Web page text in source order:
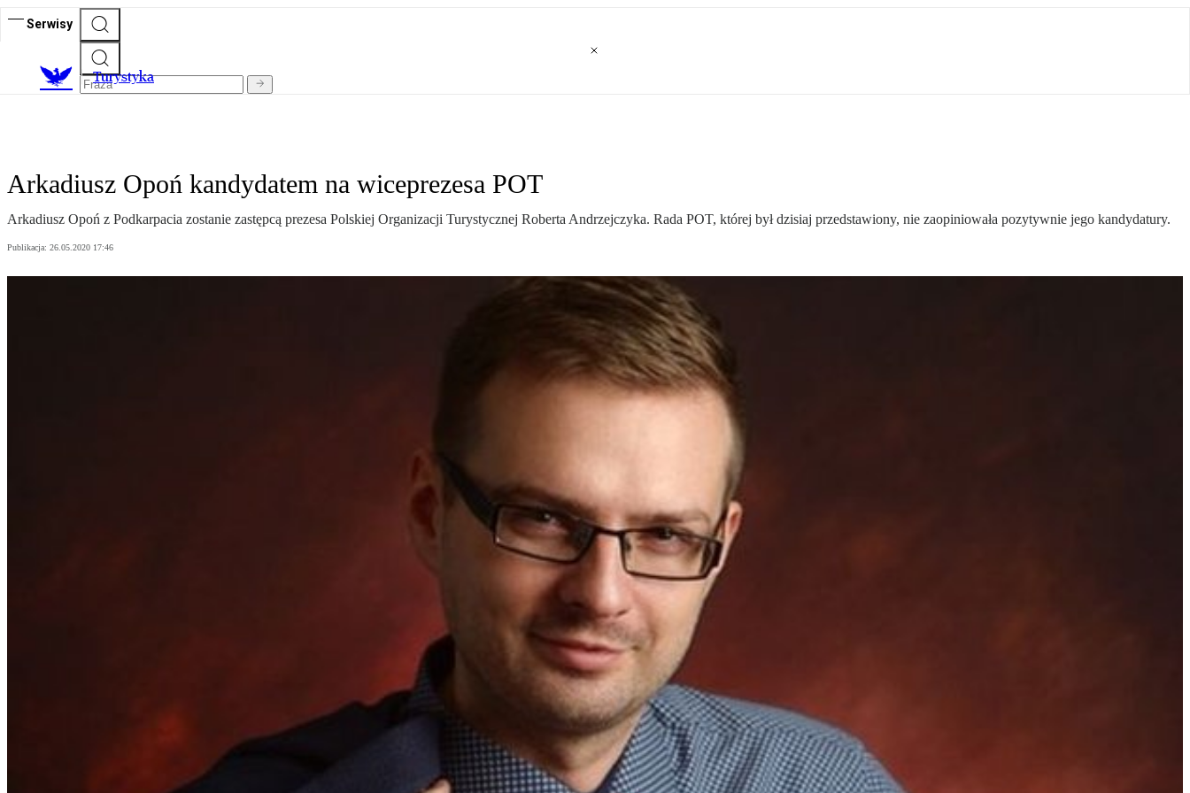
Serwisy
Turystyka
Arkadiusz Opoń kandydatem na wiceprezesa POT
Arkadiusz Opoń z Podkarpacia zostanie zastępcą prezesa Polskiej Organizacji Turystycznej Roberta Andrzejczyka. Rada POT, której był dzisiaj przedstawiony, nie zaopiniowała pozytywnie jego kandydatury.
Publikacja: 26.05.2020 17:46